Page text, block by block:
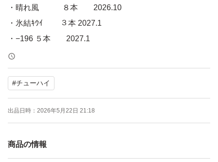
・晴れ風 ８本 2026.10
・氷結ｷｳｲ ３本 2027.1
・−196 ５本 2027.1
・氷結無糖 ６本 2026.12〜2027.1
・麒麟ｱｾﾛﾗ １本 2027.1
・華よい １本 2027.2
◯リサイクル段ボールにて簡易梱包で発送します
#チューハイ
出品日時： 2026年5月22日 21:18
商品の情報